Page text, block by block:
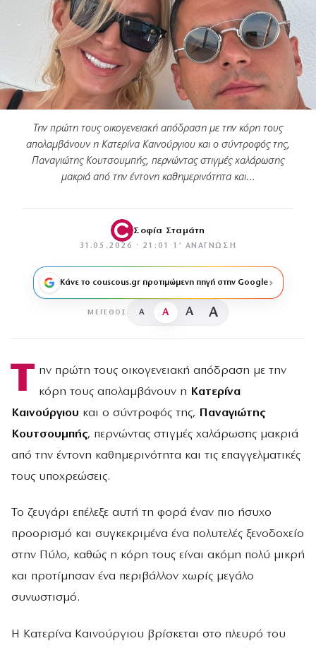
Την πρώτη τους οικογενειακή απόδραση με την κόρη τους
απολαμβάνουν η Κατερίνα Καινούργιου και ο σύντροφός της,
Παναγιώτης Κουτσουμπής, περνώντας στιγμές χαλάρωσης
μακριά από την έντονη καθημερινότητα και…
Σοφία Σταμάτη
31.05.2026 · 21:01 · 1′ ΑΝΆΓΝΩΣΗ
Κάνε το couscous.gr προτιμώμενη πηγή στην Google
ΜΈΓΕΘΟΣ A A A A
Τ ην πρώτη τους οικογενειακή απόδραση με την
κόρη τους απολαμβάνουν η Κατερίνα
Καινούργιου και ο σύντροφός της, Παναγιώτης
Κουτσουμπής, περνώντας στιγμές χαλάρωσης μακριά
από την έντονη καθημερινότητα και τις επαγγελματικές
τους υποχρεώσεις.
Το ζευγάρι επέλεξε αυτή τη φορά έναν πιο ήσυχο
προορισμό και συγκεκριμένα ένα πολυτελές ξενοδοχείο
στην Πύλο, καθώς η κόρη τους είναι ακόμη πολύ μικρή
και προτίμησαν ένα περιβάλλον χωρίς μεγάλο
συνωστισμό.
Η Κατερίνα Καινούργιου βρίσκεται στο πλευρό του